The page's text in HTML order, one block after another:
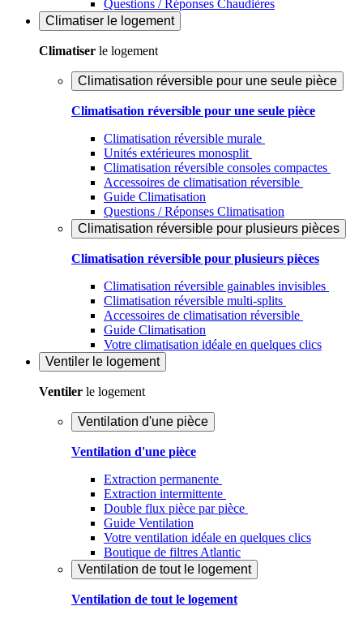
Questions / Réponses Chaudières
Climatiser le logement
Climatiser le logement
Climatisation réversible pour une seule pièce
Climatisation réversible pour une seule pièce
Climatisation réversible murale
Unités extérieures monosplit
Climatisation réversible consoles compactes
Accessoires de climatisation réversible
Guide Climatisation
Questions / Réponses Climatisation
Climatisation réversible pour plusieurs pièces
Climatisation réversible pour plusieurs pièces
Climatisation réversible gainables invisibles
Climatisation réversible multi-splits
Accessoires de climatisation réversible
Guide Climatisation
Votre climatisation idéale en quelques clics
Ventiler le logement
Ventiler le logement
Ventilation d'une pièce
Ventilation d'une pièce
Extraction permanente
Extraction intermittente
Double flux pièce par pièce
Guide Ventilation
Votre ventilation idéale en quelques clics
Boutique de filtres Atlantic
Ventilation de tout le logement
Ventilation de tout le logement